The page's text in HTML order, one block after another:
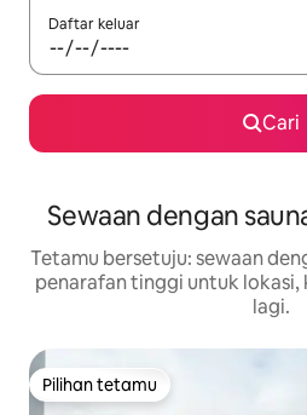
Daftar keluar
Cari
Sewaan dengan
Tetamu bersetuju: sewaan
penarafan tinggi untuk lokasi,
lagi.
Pilihan tetamu
Pilihan tetamu